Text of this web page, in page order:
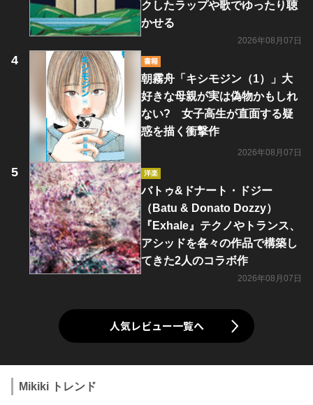
クしたラップや歌でゆったり聴
かせる
2026年08月07日
書籍
朝霧舟「キシモジン（1）」大
好きな母親が実は偽物かもしれ
ない? 女子高生が直面する疑
惑を描く衝撃作
2026年08月07日
洋楽
バトゥ&ドナート・ドジー
（Batu & Donato Dozzy）
『Exhale』テクノやトランス、
アシッドを各々の作品で構築し
てきた2人のコラボ作
2026年08月07日
人気レビュー一覧へ
Mikiki トレンド